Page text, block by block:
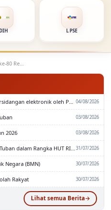
JDIH LPSE
Upacara peringatan HUT ke-80 Republik Indonesia
04/08/2026
03/08/2026
2026 03/08/2026
31/07/2026
Negara (BMN) 30/07/2026
Rakyat 30/07/2026
Lihat semua Berita